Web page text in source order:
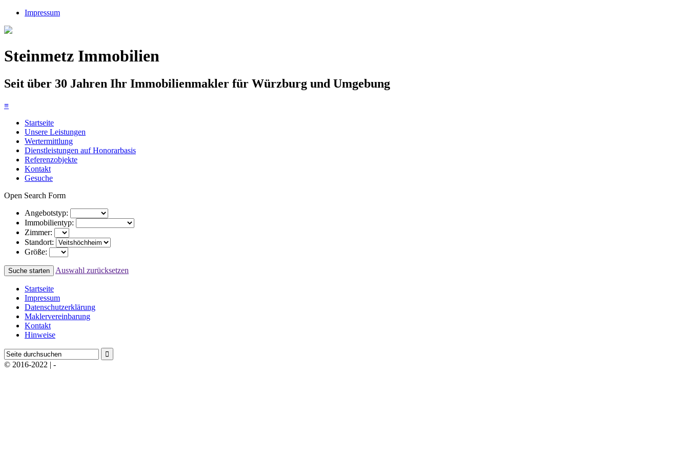
Impressum
Steinmetz Immobilien
Seit über 30 Jahren Ihr Immobilienmakler für Würzburg und Umgebung
≡
Startseite
Unsere Leistungen
Wertermittlung
Dienstleistungen auf Honorarbasis
Referenzobjekte
Kontakt
Gesuche
Open Search Form
Angebotstyp:
Immobilientyp:
Zimmer:
Standort:
Größe:
Auswahl zurücksetzen
Startseite
Impressum
Datenschutzerklärung
Maklervereinbarung
Kontakt
Hinweise
© 2016-2022 | -